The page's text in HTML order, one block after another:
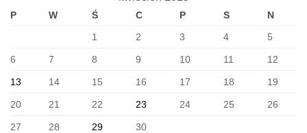
P W Ś C P S
N
1
2 3 4 5
6 7 8 9 10 11 12
13 14 15 16 17 18 19
20 21 22 23 24 25 26
27 28 29 30